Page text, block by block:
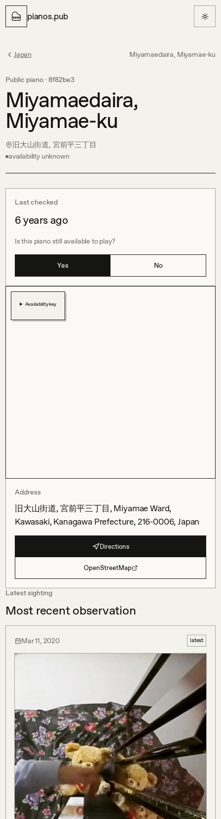
pianos.pub
Japan Miyamaedaira, Miyamae-ku
Public piano · 8f82be3
Miyamaedaira,
Miyamae-ku
旧大山街道, 宮前平三丁目
availability unknown
Last checked
6 years ago
Is this piano still available to play?
Yes No
Availability key
Address
旧大山街道, 宮前平三丁目, Miyamae Ward,
Kawasaki, Kanagawa Prefecture, 216-0006, Japan
Directions
OpenStreetMap
Latest sighting
Most recent observation
Mar 11, 2020 latest